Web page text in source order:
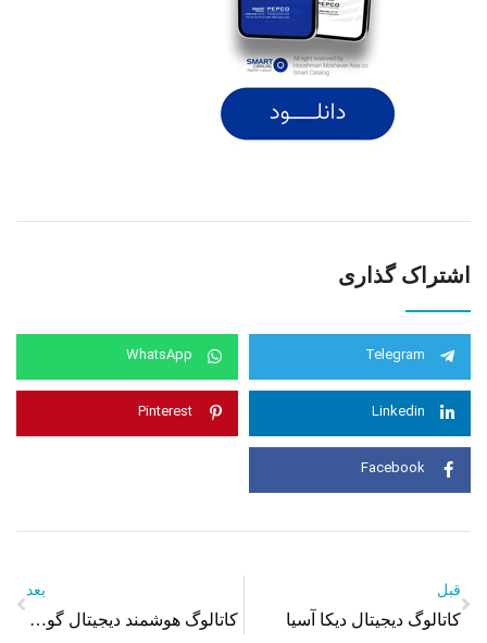
اشتراک گذاری
Telegram
WhatsApp
Linkedin
Pinterest
Facebook
قبل
کاتالوگ دیجیتال دیکا آسیا
بعد
کاتالوگ هوشمند دیجیتال گوهر قطعه پارسیان